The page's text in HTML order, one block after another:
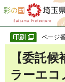
彩の国 埼玉県
ページ
【委託
ラーエコ